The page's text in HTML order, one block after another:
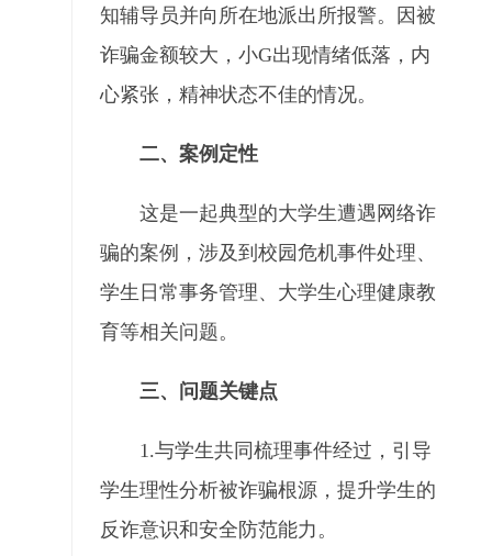
知辅导员并向所在地派出所报警。因被
诈骗金额较大，小G出现情绪低落，内
心紧张，精神状态不佳的情况。
二、案例定性
这是一起典型的大学生遭遇网络诈
骗的案例，涉及到校园危机事件处理、
学生日常事务管理、大学生心理健康教
育等相关问题。
三、问题关键点
1.与学生共同梳理事件经过，引导
学生理性分析被诈骗根源，提升学生的
反诈意识和安全防范能力。